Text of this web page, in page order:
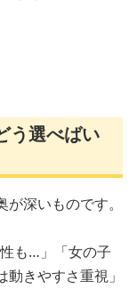
う選べばい
深いものです。
も…」「女の子
きやすさ重視」